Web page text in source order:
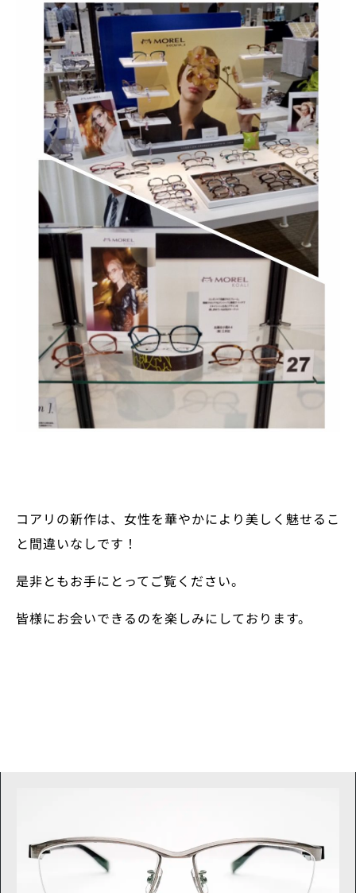
コアリの新作は、女性を華やかにより美しく魅せるこ
と間違いなしです！
是非ともお手にとってご覧ください。
皆様にお会いできるのを楽しみにしております。